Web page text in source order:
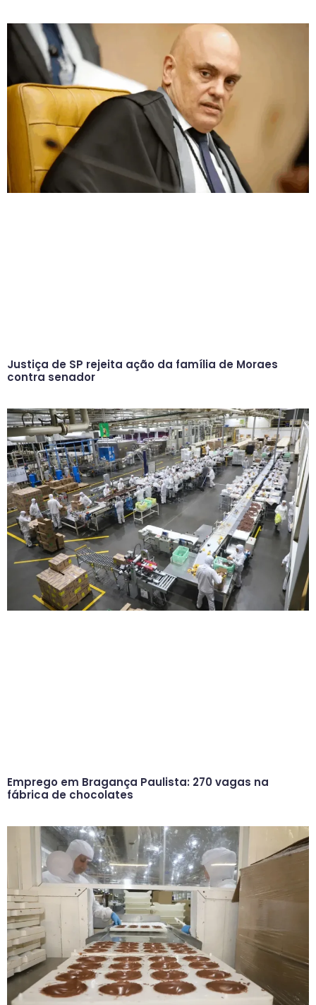
Justiça de SP rejeita ação da família de Moraes
contra senador
Emprego em Bragança Paulista: 270 vagas na
fábrica de chocolates